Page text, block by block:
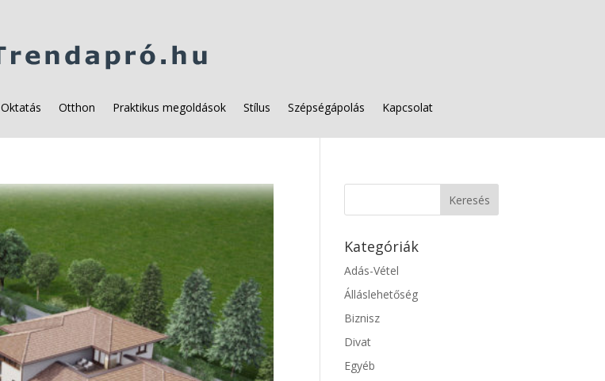
Oktatás Otthon Praktikus megoldások Stílus Szépségápolás Kapcsolat
Kategóriák
Adás-Vétel
Álláslehetőség
Biznisz
Divat
Egyéb